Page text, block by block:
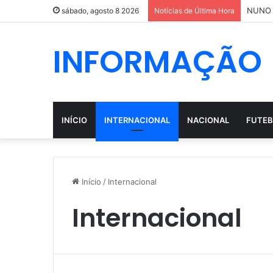
sábado, agosto 8 2026 Notícias de Última Hora
INFORMAÇÃO
INÍCIO INTERNACIONAL NACIONAL
Início / Internacional
Internacional